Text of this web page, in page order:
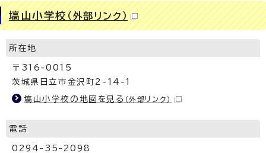
塙山小学校 （外部リンク）
所在地
〒316-0015
茨城県日立市金沢町2-14-1
塙山小学校の地図を見る （外部リンク）
電話
0294-35-2098